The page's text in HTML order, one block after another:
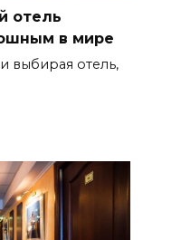
отель
в мире
выбирая отель,